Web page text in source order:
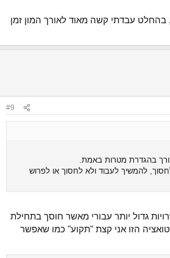
בהחלט עבדתי קשה מאוד לאורך המון זמן
#9
בהגדרת מטרות באמת.
להמשיך לעבוד ולא לחסוך או לפרוש
גדול יותר עבורי מאשר חוסך בתחילת
הזו אני קצת "תקוע" כמו שאפשר